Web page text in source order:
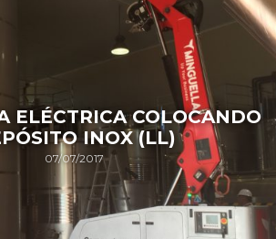
ELÉCTRICA COLOCANDO
INOX (LL)
07/07/2017